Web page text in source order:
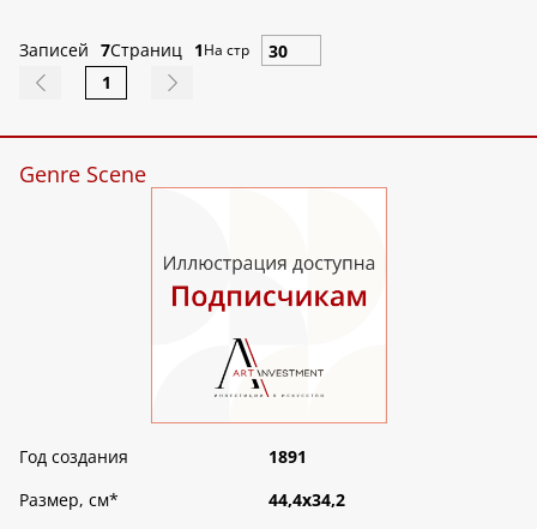
Записей 7Страниц 1На стр
1
Genre Scene
Год создания
1891
Размер, см*
44,4х34,2